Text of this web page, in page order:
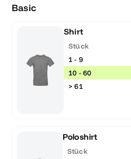
Basic
Shirt
Stück
1 - 9
10 - 60
> 61
Poloshirt
Stück